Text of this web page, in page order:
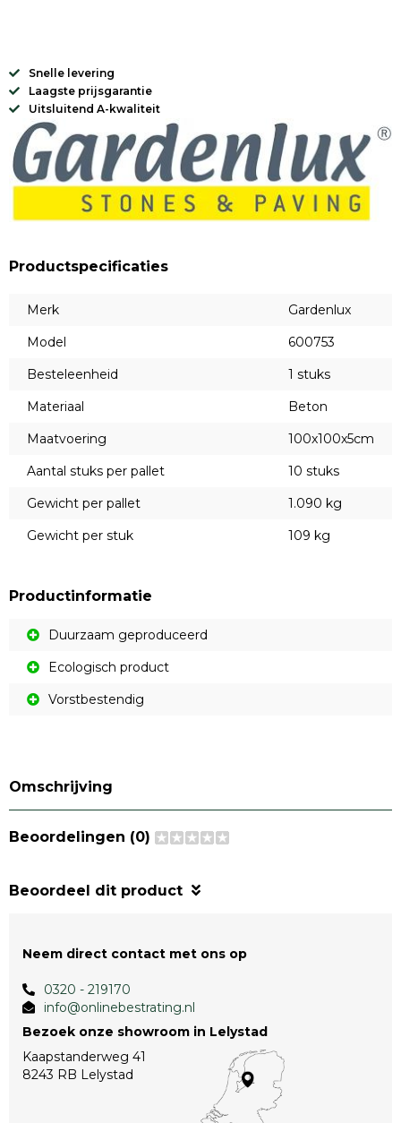
Snelle levering
Laagste prijsgarantie
Uitsluitend A-kwaliteit
Productspecificaties
Merk
Gardenlux
Model
600753
Besteleenheid
1 stuks
Materiaal
Beton
Maatvoering
100x100x5cm
Aantal stuks per pallet
10 stuks
Gewicht per pallet
1.090 kg
Gewicht per stuk
109 kg
Productinformatie
Duurzaam geproduceerd
Ecologisch product
Vorstbestendig
Omschrijving
Beoordelingen (0)
Beoordeel dit product
Neem direct contact met ons op
0320 - 219170
info@onlinebestrating.nl
Bezoek onze showroom in Lelystad
Kaapstanderweg 41
8243 RB Lelystad